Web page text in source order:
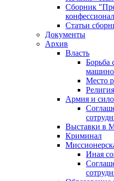
Сборник
Статьи
Документы
Архив
Власть
Место
Армия и
Выставки в
Криминал
Иная